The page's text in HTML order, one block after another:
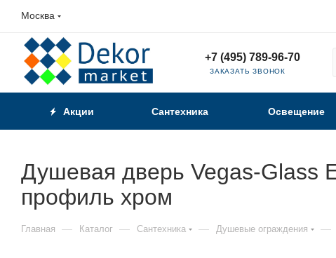
Москва
+7 (495) 789-96-70
ЗАКАЗАТЬ ЗВОНОК
Акции Сантехника Освещение
Душевая дверь Vegas-Glass
профиль хром
Главная — Каталог — Сантехника — Душевые ограждения —